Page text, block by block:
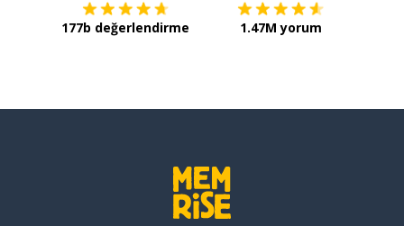
177b değerlendirme 1.47M yorum